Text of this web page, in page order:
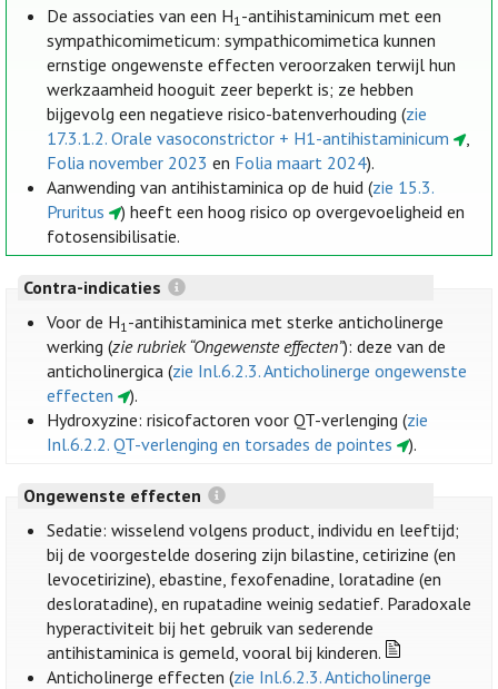
De associaties van een H1-antihistaminicum met een
sympathicomimeticum: sympathicomimetica kunnen
ernstige ongewenste effecten veroorzaken terwijl hun
werkzaamheid hooguit zeer beperkt is; ze hebben
bijgevolg een negatieve risico-batenverhouding (zie
17.3.1.2. Orale vasoconstrictor + H1-antihistaminicum
,
Folia november 2023 en Folia maart 2024).
Aanwending van antihistaminica op de huid (zie 15.3.
Pruritus
) heeft een hoog risico op overgevoeligheid en
fotosensibilisatie.
Contra-indicaties
Voor de H1-antihistaminica met sterke anticholinerge
werking (zie rubriek “Ongewenste effecten”): deze van de
anticholinergica (zie Inl.6.2.3. Anticholinerge ongewenste
effecten
).
Hydroxyzine: risicofactoren voor QT-verlenging (zie
Inl.6.2.2. QT-verlenging en torsades de pointes
).
Ongewenste effecten
Sedatie: wisselend volgens product, individu en leeftijd;
bij de voorgestelde dosering zijn bilastine, cetirizine (en
levocetirizine), ebastine, fexofenadine, loratadine (en
desloratadine), en rupatadine weinig sedatief. Paradoxale
hyperactiviteit bij het gebruik van sederende
antihistaminica is gemeld, vooral bij kinderen.
Anticholinerge effecten (zie Inl.6.2.3. Anticholinerge